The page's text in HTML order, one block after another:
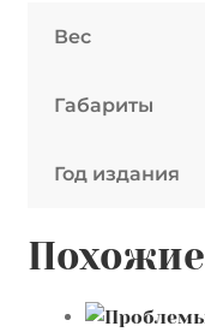
цветов".
Художник:
художницей-
Кляйн
Klein,
Вес
Габариты
Год издания
Похожие